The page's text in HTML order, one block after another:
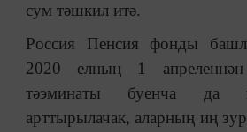
сум тәшкил итә.
Россия Пенсия фонды
2020 елның 1 апреленнән
тәэминаты буенча да
арттырылачак, аларның иң